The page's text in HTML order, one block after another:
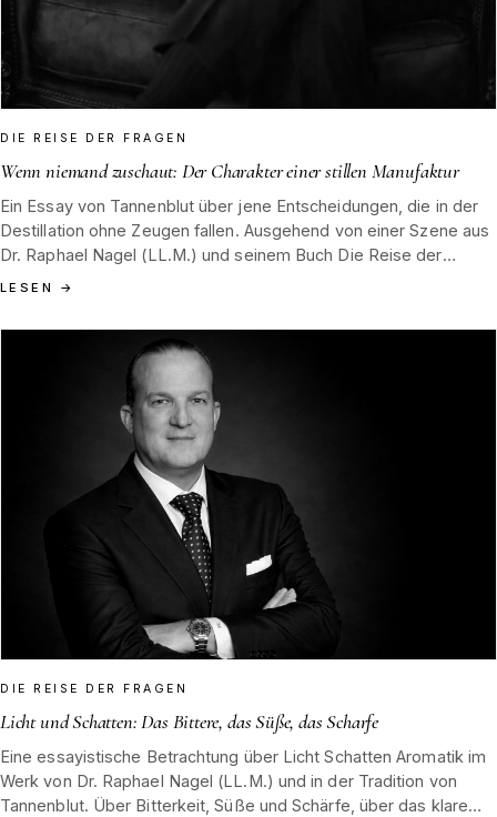
DIE REISE DER FRAGEN
Wenn niemand zuschaut: Der Charakter einer stillen Manufaktur
Ein Essay von Tannenblut über jene Entscheidungen, die in der
Destillation ohne Zeugen fallen. Ausgehend von einer Szene aus
Dr. Raphael Nagel (LL.M.) und seinem Buch Die Reise der
Fragen, denken wir über Charakter, Handwerk und das leise
und in der Hamburger Tradition von 1852 findet.
LESEN →
DIE REISE DER FRAGEN
Licht und Schatten: Das Bittere, das Süße, das Scharfe
Eine essayistische Betrachtung über Licht Schatten Aromatik im
Werk von Dr. Raphael Nagel (LL.M.) und in der Tradition von
Tannenblut. Über Bitterkeit, Süße und Schärfe, über das klare